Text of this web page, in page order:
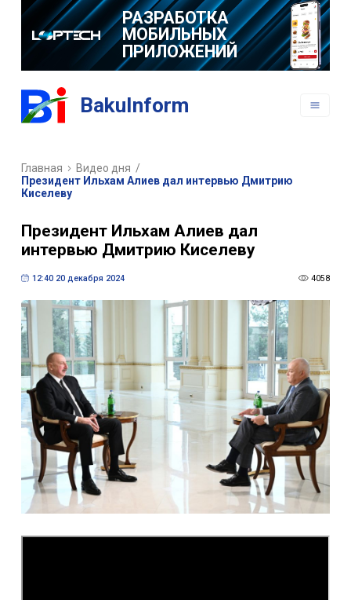
РАЗРАБОТКА
МОБИЛЬНЫХ
ПРИЛОЖЕНИЙ
BakuInform
Главная Видео дня /
Президент Ильхам Алиев дал интервью Дмитрию
Киселеву
Президент Ильхам Алиев дал
интервью Дмитрию Киселеву
12:40 20 декабря 2024 4058